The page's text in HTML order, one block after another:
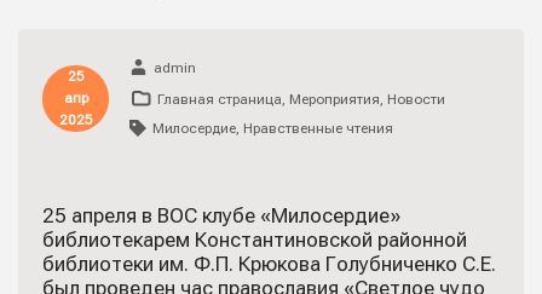
25
апр
2025
admin
Главная страница, Мероприятия, Новости
Милосердие, Нравственные чтения
25 апреля в ВОС клубе «Милосердие»
библиотекарем Константиновской районной
библиотеки им. Ф.П. Крюкова Голубниченко С.Е.
был проведен час православия «Светлое чудо